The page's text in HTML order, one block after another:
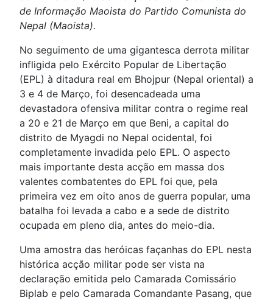
de Informação Maoista do Partido Comunista do
Nepal (Maoista).
No seguimento de uma gigantesca derrota militar
infligida pelo Exército Popular de Libertação
(EPL) à ditadura real em Bhojpur (Nepal oriental) a
3 e 4 de Março, foi desencadeada uma
devastadora ofensiva militar contra o regime real
a 20 e 21 de Março em que Beni, a capital do
distrito de Myagdi no Nepal ocidental, foi
completamente invadida pelo EPL. O aspecto
mais importante desta acção em massa dos
valentes combatentes do EPL foi que, pela
primeira vez em oito anos de guerra popular, uma
batalha foi levada a cabo e a sede de distrito
ocupada em pleno dia, antes do meio-dia.
Uma amostra das heróicas façanhas do EPL nesta
histórica acção militar pode ser vista na
declaração emitida pelo Camarada Comissário
Biplab e pelo Camarada Comandante Pasang, que